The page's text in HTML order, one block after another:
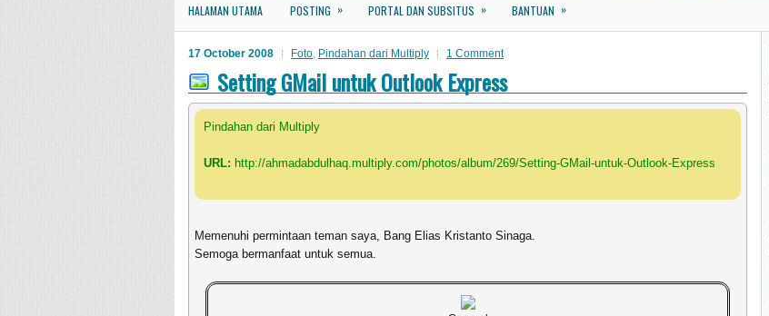
HALAMAN UTAMA POSTING » PORTAL DAN SUBSITUS » BANTUAN »
17 October 2008 Foto, Pindahan dari Multiply 1 Comment
Setting GMail untuk Outlook Express
Pindahan dari Multiply
URL: http://ahmadabdulhaq.multiply.com/photos/album/269/Setting-GMail-untuk-Outlook-Express
Memenuhi permintaan teman saya, Bang Elias Kristanto Sinaga.
Semoga bermanfaat untuk semua.